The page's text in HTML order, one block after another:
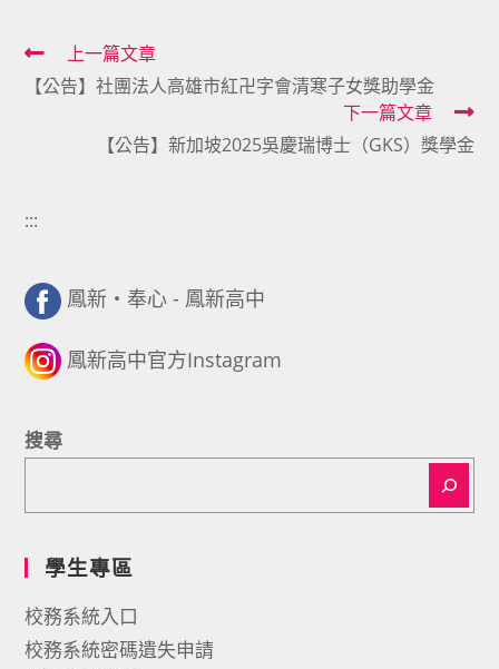
Read
more
上一篇文章
【公告】社團法人高雄市紅卍字會清寒子女獎助學金
下一篇文章
【公告】新加坡2025吳慶瑞博士（GKS）獎學金
:::
鳳新・奉心 - 鳳新高中
鳳新高中官方Instagram
搜尋
學生專區
校務系統入口
校務系統密碼遺失申請